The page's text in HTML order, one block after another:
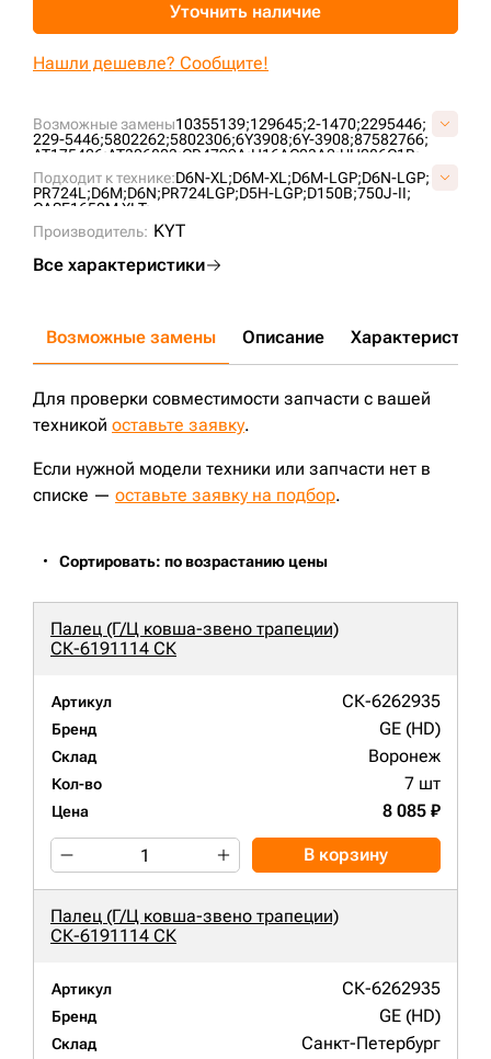
Возможные замены10355139;129645;2-1470;2295446;
229-5446;5802262;5802306;6Y3908;6Y-3908;87582766;
AT175426;AT306803;CR4799A;H16AC03A2;UH086C1B;
VC0105H0;
Подходит к технике:D6N-XL;D6M-XL;D6M-LGP;D6N-LGP;
PR724L;D6M;D6N;PR724LGP;D5H-LGP;D150B;750J-II;
CASE1650M XLT;
Производитель: KYT
Все характеристики
Уточнить наличие
Нашли дешевле? Сообщите!
Возможные замены Описание Характеристики
Для проверки совместимости запчасти с вашей
техникой оставьте заявку.
Если нужной модели техники или запчасти нет в
списке — оставьте заявку на подбор.
Сортировать: по возрастанию цены
Палец (Г/Ц ковша-звено трапеции)
СК-6191114 СК
Артикул СК-6262935
Бренд GE (HD)
Склад Воронеж
Кол-во 7 шт
Цена 8 085 ₽
В корзину
Палец (Г/Ц ковша-звено трапеции)
СК-6191114 СК
Артикул СК-6262935
Бренд GE (HD)
Склад Санкт-Петербург